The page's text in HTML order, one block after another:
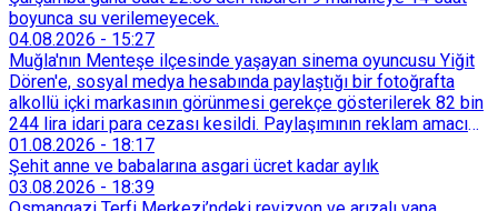
boyunca su verilemeyecek.
04.08.2026 - 15:27
Muğla'nın Menteşe ilçesinde yaşayan sinema oyuncusu Yiğit
Dören'e, sosyal medya hesabında paylaştığı bir fotoğrafta
alkollü içki markasının görünmesi gerekçe gösterilerek 82 bin
244 lira idari para cezası kesildi. Paylaşımının reklam amacı
taşımadığını savunan Dören, cezanın iptali için yargıya
başvurdu.
01.08.2026 - 18:17
Şehit anne ve babalarına asgari ücret kadar aylık
03.08.2026 - 18:39